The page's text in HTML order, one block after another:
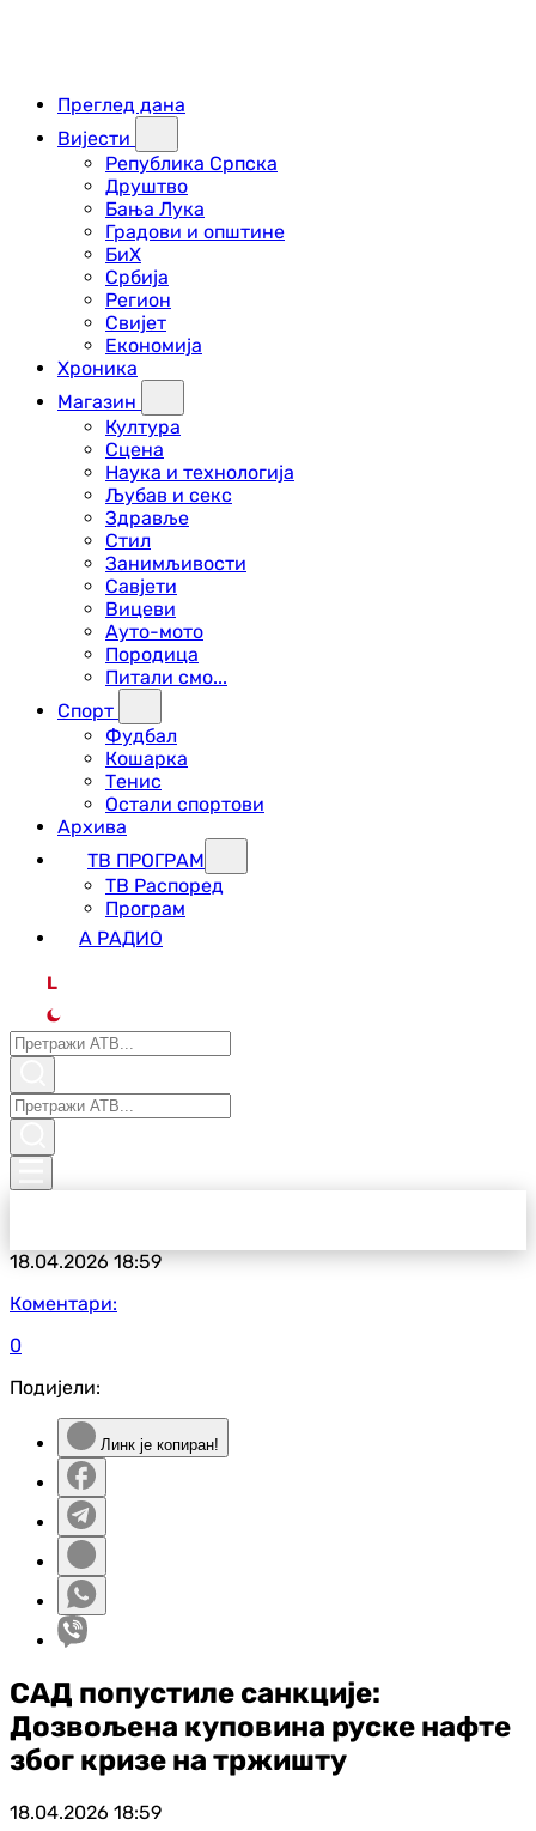
Преглед дана
Вијести
Република Српска
Друштво
Бања Лука
Градови и општине
БиХ
Србија
Регион
Свијет
Економија
Хроника
Магазин
Култура
Сцена
Наука и технологија
Љубав и секс
Здравље
Стил
Занимљивости
Савјети
Вицеви
Ауто-мото
Породица
Питали смо...
Спорт
Фудбал
Кошарка
Тенис
Остали спортови
Архива
ТВ ПРОГРАМ
ТВ Распоред
Програм
А РАДИО
L
18.04.202618:59
Коментари:
0
Подијели:
Линк је копиран!
САД попустиле санкције:
Дозвољена куповина руске нафте
због кризе на тржишту
18.04.2026 18:59